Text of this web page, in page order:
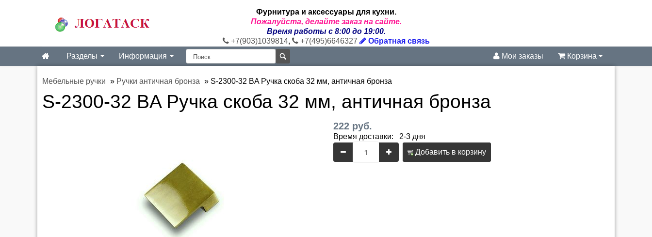
Фурнитура и аксессуары для кухни.
Пожалуйста, делайте заказ на сайте.
Время работы с 8:00 до 19:00.
+7(903)1039814, +7(495)6646327
Обратная связь
Разделы
Информация Мои заказы Корзина
Мебельные ручки » Ручки античная бронза » S-2300-32 BA Ручка скоба 32 мм, античная бронза
S-2300-32 BA Ручка скоба 32 мм, античная бронза
222 руб.
Время доставки: 2-3 дня
Добавить в корзину